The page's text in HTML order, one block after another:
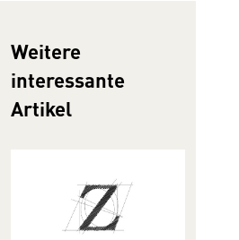
Weitere
interessante
Artikel